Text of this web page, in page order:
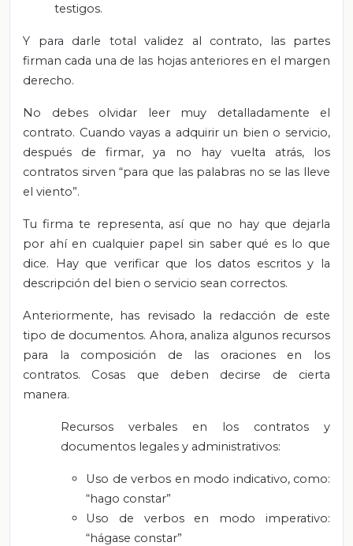
testigos.
Y para darle total validez al contrato, las partes
firman cada una de las hojas anteriores en el margen
derecho.
No debes olvidar leer muy detalladamente el
contrato. Cuando vayas a adquirir un bien o servicio,
después de firmar, ya no hay vuelta atrás, los
contratos sirven “para que las palabras no se las lleve
el viento”.
Tu firma te representa, así que no hay que dejarla
por ahí en cualquier papel sin saber qué es lo que
dice. Hay que verificar que los datos escritos y la
descripción del bien o servicio sean correctos.
Anteriormente, has revisado la redacción de este
tipo de documentos. Ahora, analiza algunos recursos
para la composición de las oraciones en los
contratos. Cosas que deben decirse de cierta
manera.
Recursos verbales en los contratos y
documentos legales y administrativos:
Uso de verbos en modo indicativo, como:
“hago constar”
Uso de verbos en modo imperativo:
“hágase constar”